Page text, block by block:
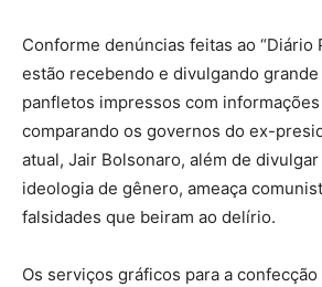
Conforme denúncias feitas ao “Diário
estão recebendo e divulgando
panfletos impressos com informações
comparando os governos do ex-
atual, Jair Bolsonaro, além de divulgar
ideologia de gênero, ameaça
falsidades que beiram ao delírio.
Os serviços gráficos para a